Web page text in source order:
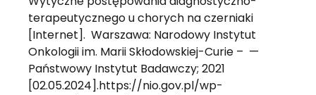
terapeutycznego u chorych na czerniaki
[Internet]. Warszawa: Narodowy Instytut
Onkologii im. Marii Skłodowskiej-Curie – —
Państwowy Instytut Badawczy; 2021
[02.05.2024].https://nio.gov.pl/wp-